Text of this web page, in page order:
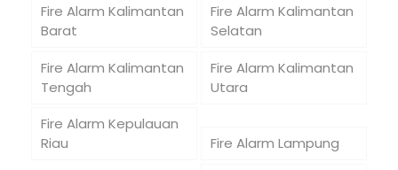
Fire Alarm Kalimantan
Barat
Fire Alarm Kalimantan
Selatan
Fire Alarm Kalimantan
Tengah
Fire Alarm Kalimantan
Utara
Fire Alarm Kepulauan
Riau
Fire Alarm Lampung